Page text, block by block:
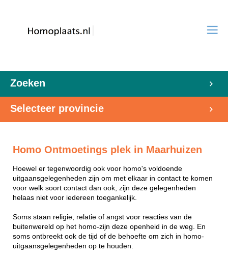
Zoeken
Selecteer provincie
Homo Ontmoetings plek in Maarhuizen
Hoewel er tegenwoordig ook voor homo's voldoende
uitgaansgelegenheden zijn om met elkaar in contact te komen
voor welk soort contact dan ook, zijn deze gelegenheden
helaas niet voor iedereen toegankelijk.
Soms staan religie, relatie of angst voor reacties van de
buitenwereld op het homo-zijn deze openheid in de weg. En
soms ontbreekt ook de tijd of de behoefte om zich in homo-
uitgaansgelegenheden op te houden.